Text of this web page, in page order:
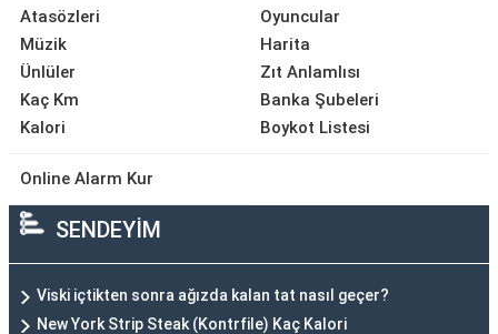
Atasözleri
Müzik
Ünlüler
Kaç Km
Kalori
Oyuncular
Harita
Zıt Anlamlısı
Banka Şubeleri
Boykot Listesi
Online Alarm Kur
SENDEYİM
Viski içtikten sonra ağızda kalan tat nasıl geçer?
New York Strip Steak (Kontrfile) Kaç Kalori